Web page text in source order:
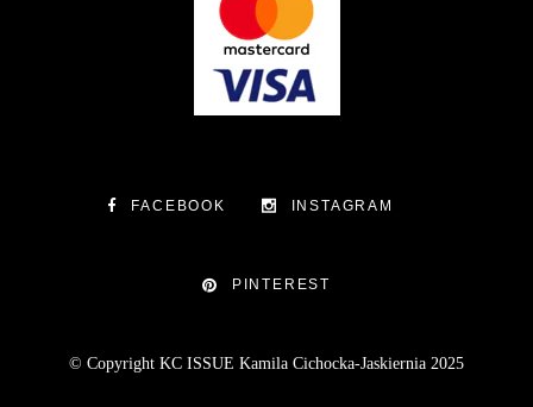
FACEBOOK INSTAGRAM
PINTEREST
© Copyright KC ISSUE Kamila Cichocka-Jaskiernia 2025